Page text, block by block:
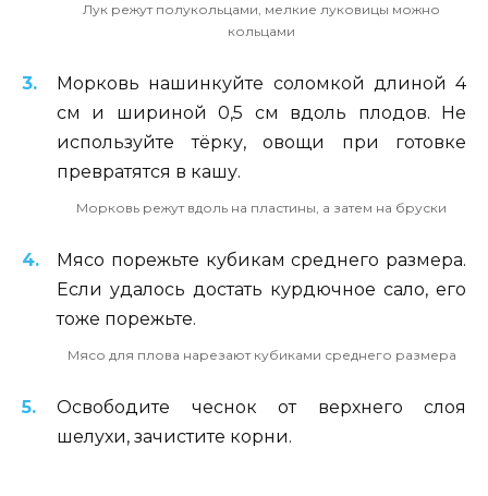
Лук режут полукольцами, мелкие луковицы можно
кольцами
Морковь нашинкуйте соломкой длиной 4
см и шириной 0,5 см вдоль плодов. Не
используйте тёрку, овощи при готовке
превратятся в кашу.
Морковь режут вдоль на пластины, а затем на бруски
Мясо порежьте кубикам среднего размера.
Если удалось достать курдючное сало, его
тоже порежьте.
Мясо для плова нарезают кубиками среднего размера
Освободите чеснок от верхнего слоя
шелухи, зачистите корни.